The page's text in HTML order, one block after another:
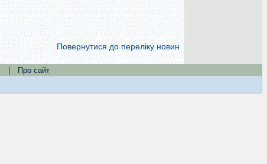
Повернутися до переліку новин
|
Про сайт